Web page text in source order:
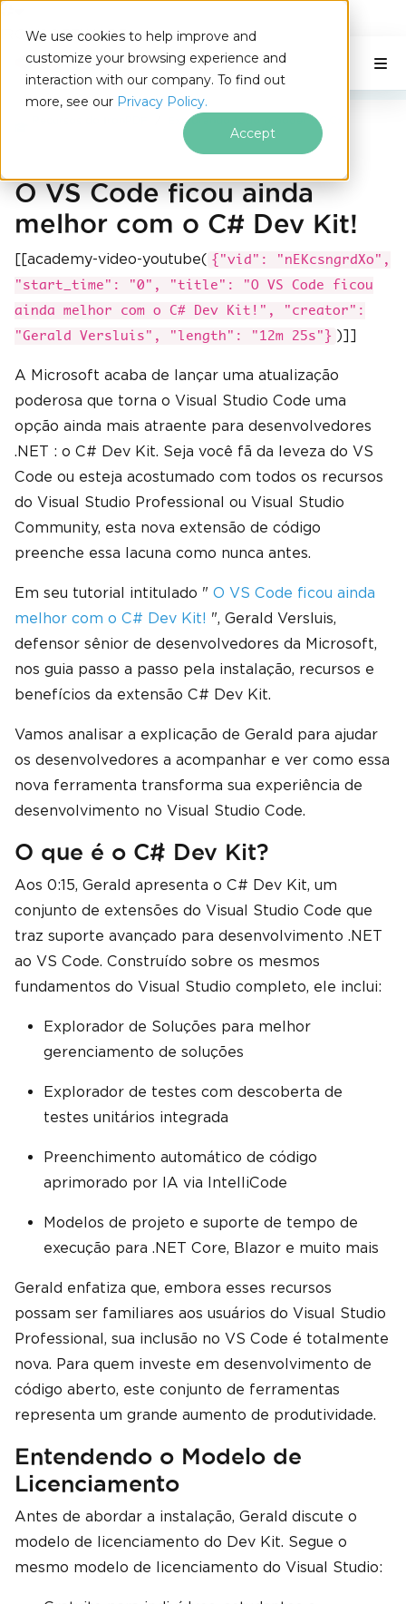
We use cookies to help improve and
customize your browsing experience and
interaction with our company. To find out
more, see our Privacy Policy.
Accept
IRONSOFTWARE
Ir para o conteúdo do rodapé
C# Application
Nesta página
Explorando todo o poder do C#
O VS Code ficou ainda
melhor com o C# Dev Kit!
[[academy-video-youtube( {"vid": "nEKcsngrdXo",
"start_time": "0", "title": "O VS Code ficou
ainda melhor com o C# Dev Kit!", "creator":
"Gerald Versluis", "length": "12m 25s"} )]]
A Microsoft acaba de lançar uma atualização
poderosa que torna o Visual Studio Code uma
opção ainda mais atraente para desenvolvedores
.NET : o C# Dev Kit. Seja você fã da leveza do VS
Code ou esteja acostumado com todos os recursos
do Visual Studio Professional ou Visual Studio
Community, esta nova extensão de código
preenche essa lacuna como nunca antes.
Em seu tutorial intitulado " O VS Code ficou ainda
melhor com o C# Dev Kit! ", Gerald Versluis,
defensor sênior de desenvolvedores da Microsoft,
nos guia passo a passo pela instalação, recursos e
benefícios da extensão C# Dev Kit.
Vamos analisar a explicação de Gerald para ajudar
os desenvolvedores a acompanhar e ver como essa
nova ferramenta transforma sua experiência de
desenvolvimento no Visual Studio Code.
O que é o C# Dev Kit?
Aos 0:15, Gerald apresenta o C# Dev Kit, um
conjunto de extensões do Visual Studio Code que
traz suporte avançado para desenvolvimento .NET
ao VS Code. Construído sobre os mesmos
fundamentos do Visual Studio completo, ele inclui:
Explorador de Soluções para melhor
gerenciamento de soluções
Explorador de testes com descoberta de
testes unitários integrada
Preenchimento automático de código
aprimorado por IA via IntelliCode
Modelos de projeto e suporte de tempo de
execução para .NET Core, Blazor e muito mais
Gerald enfatiza que, embora esses recursos
possam ser familiares aos usuários do Visual Studio
Professional, sua inclusão no VS Code é totalmente
nova. Para quem investe em desenvolvimento de
código aberto, este conjunto de ferramentas
representa um grande aumento de produtividade.
Entendendo o Modelo de
Licenciamento
Antes de abordar a instalação, Gerald discute o
modelo de licenciamento do Dev Kit. Segue o
mesmo modelo de licenciamento do Visual Studio: